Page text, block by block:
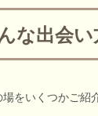
な出会
をいくつかご紹